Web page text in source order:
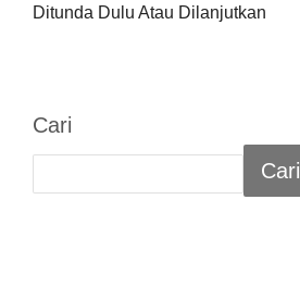
Ditunda Dulu Atau Dilanjutkan
Cari
Cari